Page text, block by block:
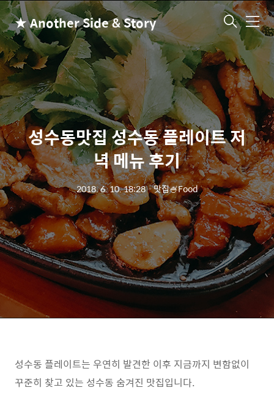
★ Another Side & Story 메
뉴
성수동맛집 성수동 플레이트 저
녁 메뉴 후기
2018. 6. 10. 18:28ㆍ맛집🍧Food
성수동 플레이트는 우연히 발견한 이후 지금까지 변함없이
꾸준히 찾고 있는 성수동 숨겨진 맛집입니다.